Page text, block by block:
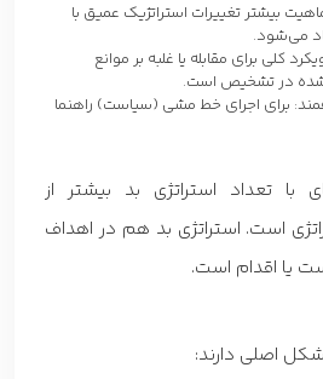
بیشتر تغییرات استراتژیک عمیق با
می‌شود.
کلی برای مقابله یا غلبه بر موانع
در تشخیص است.
برای اجرای خط مشی (سیاست) راهنما
با تعداد استراتژی بد بیشتر از
است. استراتژی بد هم در اهداف
یا اقدام است.
اصلی دارند: